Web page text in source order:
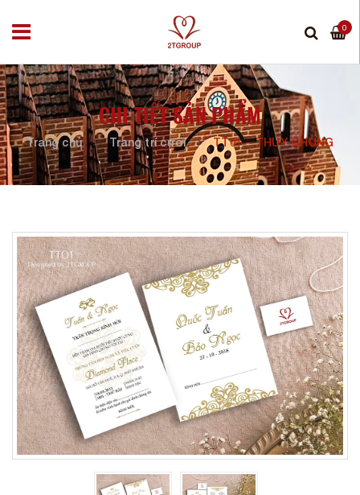
0
CHI TIẾT SẢN PHẨM
Trang chủ Trang trí cưới TT01 – THỦY CHUNG